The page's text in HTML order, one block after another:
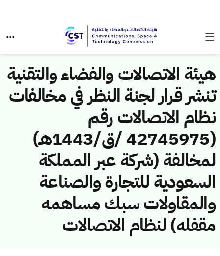
هيئة الاتصالات والفضاء والتقنية
تنشر قرار لجنة النظر في مخالفات
نظام الاتصالات رقم
(42745975 /ق/1443هـ)
لمخالفة (شركة عبر المملكة
السعودية للتجارة والصناعة
والمقاولات سبك مساهمه
مقفله) لنظام الاتصالات